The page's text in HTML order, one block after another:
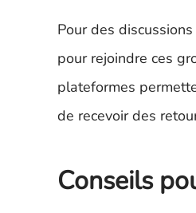
Pour des
pour rejoindre ces
plateformes
de recevoir des
Conseils